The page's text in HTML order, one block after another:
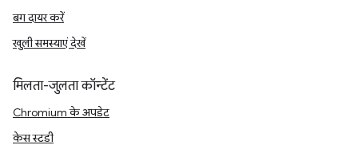
बग दायर करें
खुली समस्याएं देखें
मिलता-जुलता कॉन्टेंट
Chromium के अपडेट
केस स्टडी